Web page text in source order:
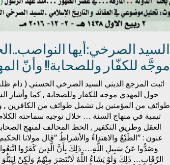
السيد الصرخي:أيها
موجَّه للكفّار وللصحابة!! وأنّ
اثبت المرجع الديني السيد الصرخي الحسني ( دام
حول المهدي موجه للكفار وللصحابة , كما وأشار
طوائف من المؤمنين بل تشمل طوائف من الكافرين ,
تيمية في منهاج السنة … خلال توجيه سماحته الكلام
العقل وطريق التكفير , الخط المخالف لمنهج
عنون : “الطَبْعُ والاهتداءُ والأشراطُ “قال مولانا
وَصَدُّوا عَنْ سَبِيلِ اللَّهِ…. ذَلِكَ بِأَنَّ الَّذِينَ كَفَرُوا
الرِّقَابِ… ذَلِكَ وَلَوْ يَشَاءُ اللَّهُ لَانْتَصَرَ مِنْهُمْ وَلَكِنْ